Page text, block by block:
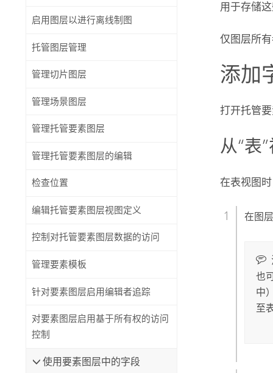
启用图层以进行离线制图
托管图层管理
管理切片图层
管理场景图层
管理托管要素图层
管理托管要素图层的编辑
检查位置
编辑托管要素图层视图定义
控制对托管要素图层数据的访问
管理要素模板
针对要素图层启用编辑者追踪
对要素图层启用基于所有权的访问
控制
使用要素图层中的字段
用于存储这
仅图层所
添加
打开托管
从“表
在表视图
在图
也
中
至